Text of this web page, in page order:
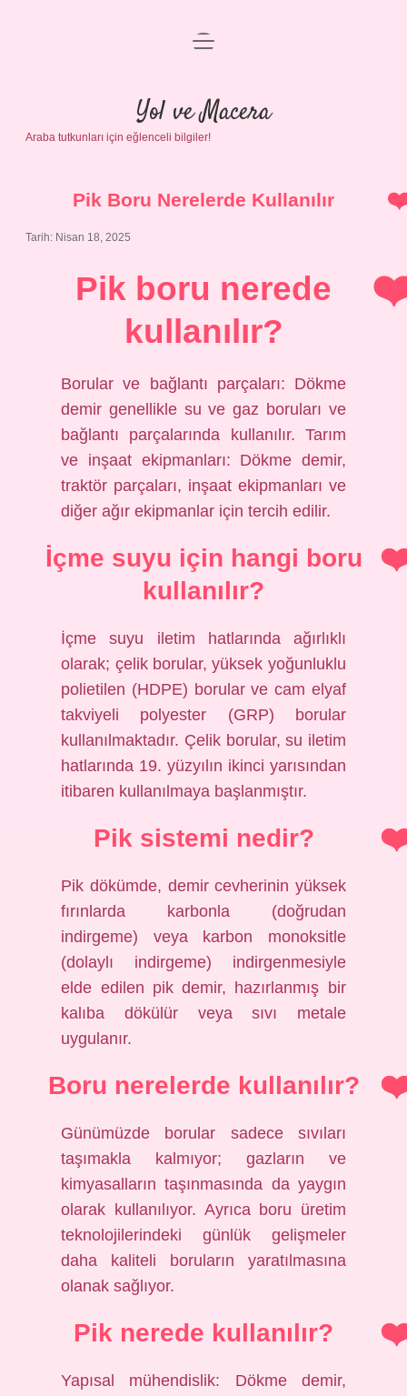
Anasayfa
Gizlilik Politikası
Yasal Uyarı
menüyü
Yol ve Macera
Araba tutkunları için eğlenceli bilgiler!
Pik Boru Nerelerde Kullanılır
Tarih: Nisan 18, 2025
Pik boru nerede
kullanılır?
Borular ve bağlantı parçaları: Dökme
demir genellikle su ve gaz boruları ve
bağlantı parçalarında kullanılır. Tarım
ve inşaat ekipmanları: Dökme demir,
traktör parçaları, inşaat ekipmanları ve
diğer ağır ekipmanlar için tercih edilir.
İçme suyu için hangi boru
kullanılır?
İçme suyu iletim hatlarında ağırlıklı
olarak; çelik borular, yüksek yoğunluklu
polietilen (HDPE) borular ve cam elyaf
takviyeli polyester (GRP) borular
kullanılmaktadır. Çelik borular, su iletim
hatlarında 19. yüzyılın ikinci yarısından
itibaren kullanılmaya başlanmıştır.
Pik sistemi nedir?
Pik dökümde, demir cevherinin yüksek
fırınlarda karbonla (doğrudan
indirgeme) veya karbon monoksitle
(dolaylı indirgeme) indirgenmesiyle
elde edilen pik demir, hazırlanmış bir
kalıba dökülür veya sıvı metale
uygulanır.
Boru nerelerde kullanılır?
Günümüzde borular sadece sıvıları
taşımakla kalmıyor; gazların ve
kimyasalların taşınmasında da yaygın
olarak kullanılıyor. Ayrıca boru üretim
teknolojilerindeki günlük gelişmeler
daha kaliteli boruların yaratılmasına
olanak sağlıyor.
Pik nerede kullanılır?
Yapısal mühendislik: Dökme demir,